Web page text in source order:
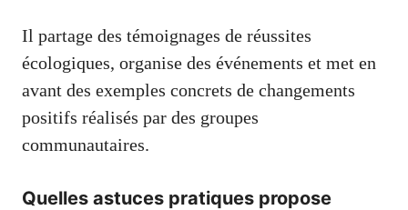
Il partage des témoignages de réussites
écologiques, organise des événements et met en
avant des exemples concrets de changements
positifs réalisés par des groupes
communautaires.
Quelles astuces pratiques propose